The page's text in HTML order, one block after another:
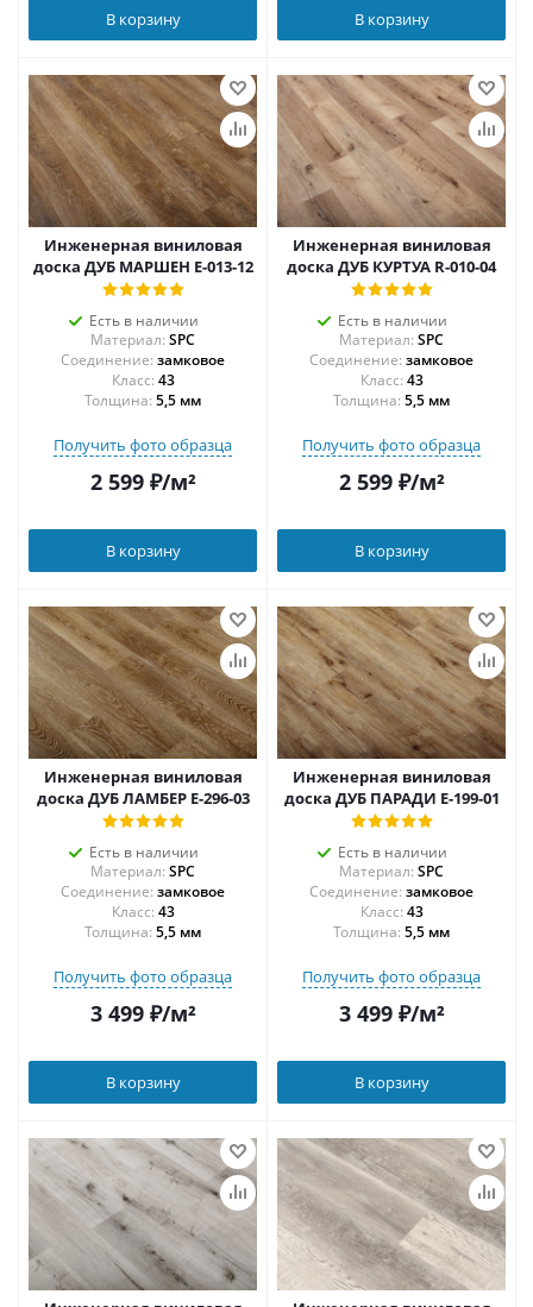
В корзину В корзину
Инженерная виниловая
доска ДУБ МАРШЕН E-013-12
Есть в наличии
Материал: SPC
Соединение: замковое
43
Толщина: 5,5 мм
Получить фото образца
2 599₽/м²
В корзину
Инженерная виниловая
доска ДУБ КУРТУА R-010-04
Есть в наличии
Материал: SPC
Соединение: замковое
43
Толщина: 5,5 мм
Получить фото образца
2 599₽/м²
В корзину
Инженерная виниловая
доска ДУБ ЛАМБЕР E-296-03
Есть в наличии
Материал: SPC
Соединение: замковое
43
Толщина: 5,5 мм
Получить фото образца
3 499₽/м²
В корзину
Инженерная виниловая
доска ДУБ ПАРАДИ E-199-01
Есть в наличии
Материал: SPC
Соединение: замковое
43
Толщина: 5,5 мм
Получить фото образца
3 499₽/м²
В корзину